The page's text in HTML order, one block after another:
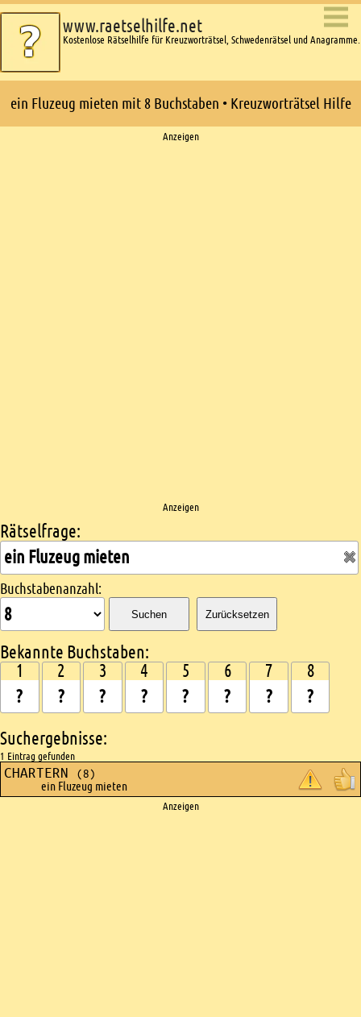
www.raetselhilfe.net
Kostenlose Rätselhilfe für Kreuzworträtsel, Schwedenrätsel und Anagramme.
ein Fluzeug mieten mit 8 Buchstaben • Kreuzworträtsel Hilfe
Anzeigen
Anzeigen
Kreuzworträtsel suchen
Rätselfrage:
Buchstabenanzahl:
Suchen Zurücksetzen
Bekannte Buchstaben:
1 2 3 4 5 6 7 8
Suchergebnisse:
1 Eintrag gefunden
CHARTERN (8)
ein Fluzeug mieten
Anzeigen